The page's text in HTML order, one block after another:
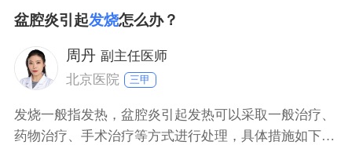
措施，若体温没有超过385度，可以使用退烧贴治疗。
盆腔炎引起发烧怎么办？
周丹 副主任医师
北京医院
三甲
发烧一般指发热，盆腔炎引起发热可以采取一般治疗、
药物治疗、手术治疗等方式进行处理，具体措施如下：